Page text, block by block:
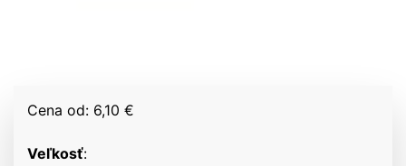
Cena od: 6,10 €
Veľkosť